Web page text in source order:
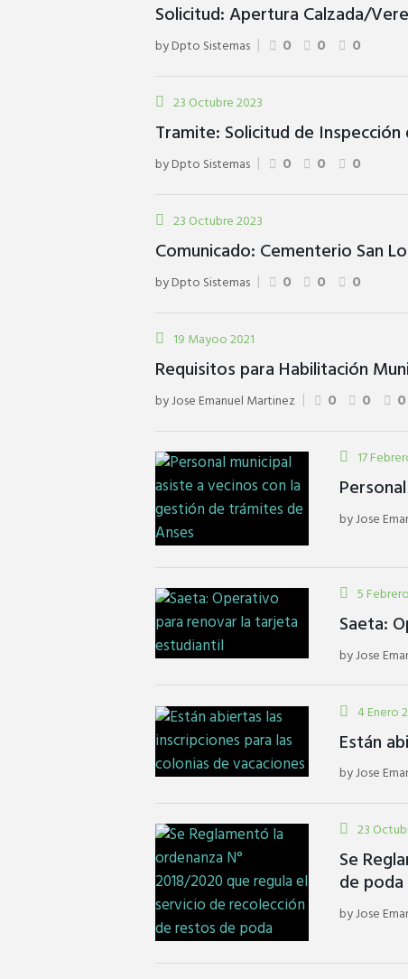
Solicitud: Apertura Calzada/
byDpto Sistemas 0 0 0
23 Octubre 2023
Tramite: Solicitud de Inspección
byDpto Sistemas 0 0 0
23 Octubre 2023
Comunicado: Cementerio San
byDpto Sistemas 0 0 0
19 Mayoo 2021
Requisitos para Habilitación
byJose Emanuel Martinez 0 0 0
17
byJose
5
Saeta:
byJose
4 Enero
Están
byJose
23
Se
de poda
byJose